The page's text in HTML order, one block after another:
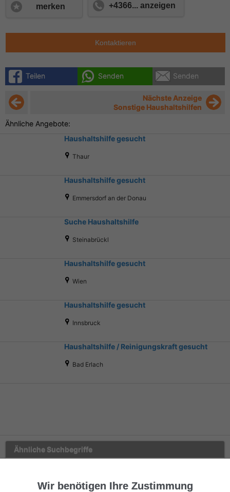
merken +4366... anzeigen
Kontaktieren
Teilen Senden Senden
Nächste Anzeige
Sonstige Haushaltshilfen
Ähnliche Angebote:
Haushaltshilfe gesucht
Thaur
Haushaltshilfe gesucht
Emmersdorf an der Donau
Suche Haushaltshilfe
Steinabrückl
Haushaltshilfe gesucht
Wien
Haushaltshilfe gesucht
Innsbruck
Haushaltshilfe / Reinigungskraft gesucht
Bad Erlach
Ähnliche Suchbegriffe
Wir benötigen Ihre Zustimmung